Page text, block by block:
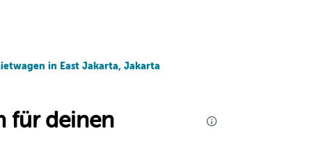
in East Jakarta, Jakarta
für deinen